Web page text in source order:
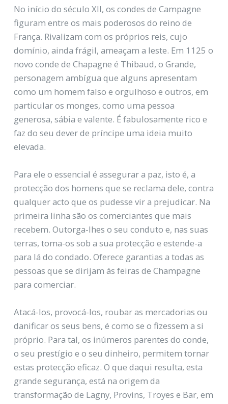
No início do século XII, os condes de Campagne
figuram entre os mais poderosos do reino de
França. Rivalizam com os próprios reis, cujo
domínio, ainda frágil, ameaçam a leste. Em 1125 o
novo conde de Chapagne é Thibaud, o Grande,
personagem ambígua que alguns apresentam
como um homem falso e orgulhoso e outros, em
particular os monges, como uma pessoa
generosa, sábia e valente. É fabulosamente rico e
faz do seu dever de príncipe uma ideia muito
elevada.
Para ele o essencial é assegurar a paz, isto é, a
protecção dos homens que se reclama dele, contra
qualquer acto que os pudesse vir a prejudicar. Na
primeira linha são os comerciantes que mais
recebem. Outorga-lhes o seu conduto e, nas suas
terras, toma-os sob a sua protecção e estende-a
para lá do condado. Oferece garantias a todas as
pessoas que se dirijam ás feiras de Champagne
para comerciar.
Atacá-los, provocá-los, roubar as mercadorias ou
danificar os seus bens, é como se o fizessem a si
próprio. Para tal, os inúmeros parentes do conde,
o seu prestígio e o seu dinheiro, permitem tornar
estas protecção eficaz. O que daqui resulta, esta
grande segurança, está na origem da
transformação de Lagny, Provins, Troyes e Bar, em